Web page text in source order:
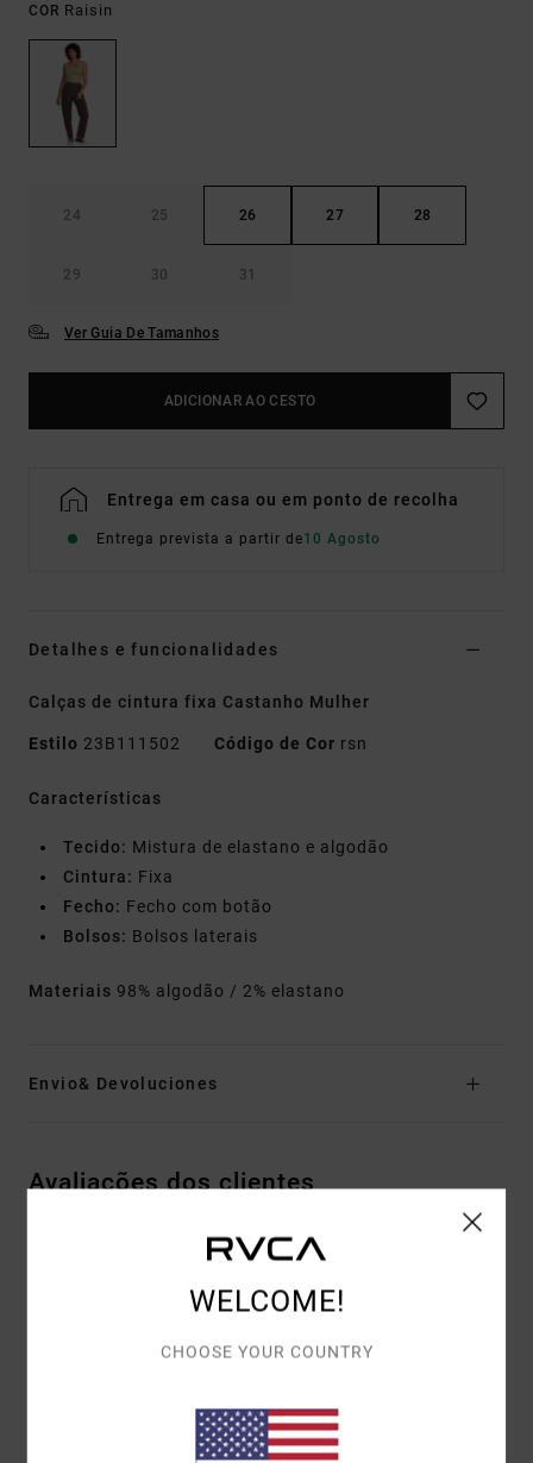
COR Raisin
24 25 26 27 28
29 30 31
Ver Guia De Tamanhos
ADICIONAR AO CESTO
Entrega em casa ou em ponto de recolha
Entrega prevista a partir de10 Agosto
Detalhes e funcionalidades
Calças de cintura fixa Castanho Mulher
Estilo 23B111502 Código de Cor rsn
Características
Tecido: Mistura de elastano e algodão
Cintura: Fixa
Fecho: Fecho com botão
Bolsos: Bolsos laterais
Materiais 98% algodão / 2% elastano
Envio& Devoluciones
Avaliações dos clientes
PONTUAÇÃO MÉDIA
5.0
1 AVALIAÇÕES VERIFICADAS
SETEMBRO 2025
100% DOS NOSSOS CLIENTES RECOMENDAM ESTE
WELCOME!
CHOOSE YOUR COUNTRY